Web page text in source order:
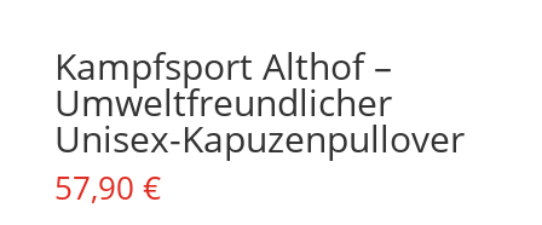
Kampfsport Althof –
Umweltfreundlicher
Unisex-Kapuzenpullover
57,90 €